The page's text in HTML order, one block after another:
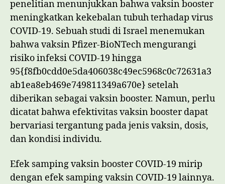
penelitian menunjukkan bahwa vaksin booster
meningkatkan kekebalan tubuh terhadap virus
COVID-19. Sebuah studi di Israel menemukan
bahwa vaksin Pfizer-BioNTech mengurangi
risiko infeksi COVID-19 hingga
95{f8fb0cdd0e5da406038c49ec5968c0c72631a3
ab1ea8eb469e749811349a670e} setelah
diberikan sebagai vaksin booster. Namun, perlu
dicatat bahwa efektivitas vaksin booster dapat
bervariasi tergantung pada jenis vaksin, dosis,
dan kondisi individu.
Efek samping vaksin booster COVID-19 mirip
dengan efek samping vaksin COVID-19 lainnya.